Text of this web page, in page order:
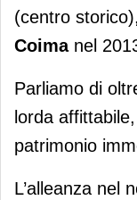
(centro
Coimanel
Parliamo di
lorda
patrimonio
L’alleanza nel